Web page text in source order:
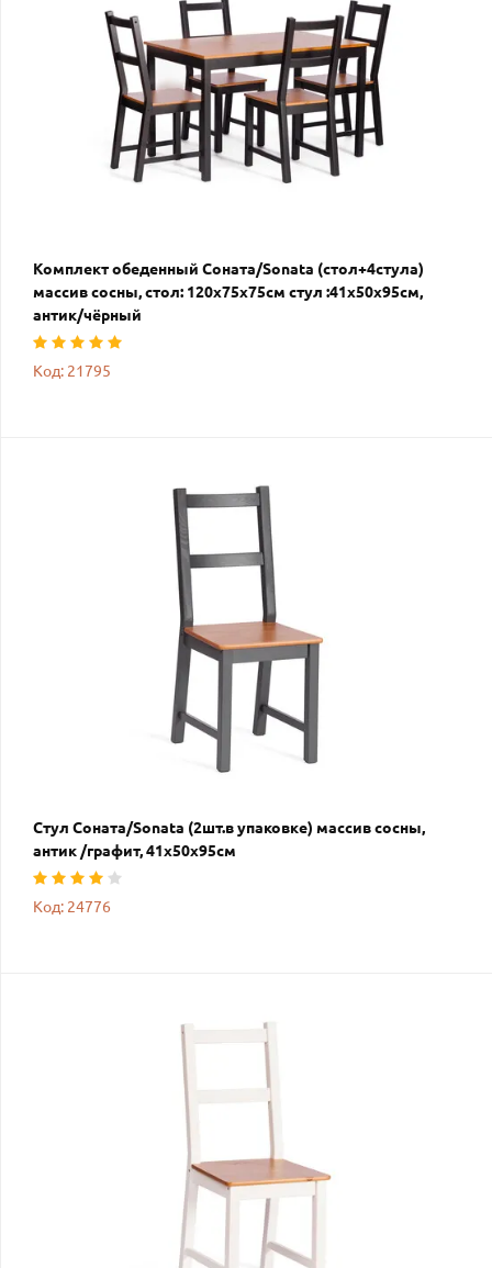
Комплект обеденный Соната/Sonata (стол+4стула)
массив сосны, стол: 120х75х75см стул :41х50х95см,
антик/чёрный
Код: 21795
Стул Соната/Sonata (2шт.в упаковке) массив сосны,
антик /графит, 41х50х95см
Код: 24776